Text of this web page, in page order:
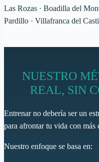
Las Rozas · Boadilla del
Pardillo · Villafranca del
NUESTRO
REAL, SIN
Entrenar no debería ser un
para afrontar tu vida con
Nuestro enfoque se basa en: